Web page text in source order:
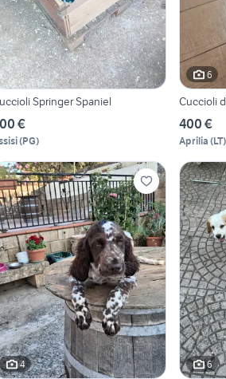
Springer Spaniel
€
(PG)
6
Cuccioli
400 €
Aprilia (LT)
4 6